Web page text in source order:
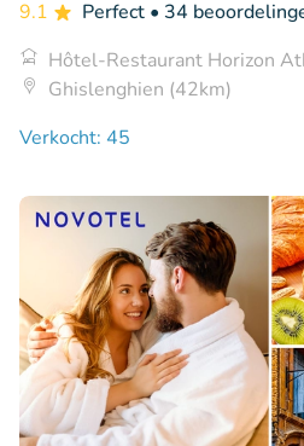
9.1 Perfect • 34
Hôtel-Restaurant Horizon
Ghislenghien (42km)
Verkocht: 45